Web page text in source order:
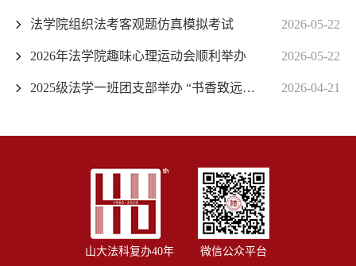
2026-05-22
法学院组织法考客观题仿真模拟考试
2026-05-22
2026年法学院趣味心理运动会顺利举办
2026-04-21
2025级法学一班团支部举办 “书香致远，共读青春”主题团日活动
山大法科复办40年 微信公众平台